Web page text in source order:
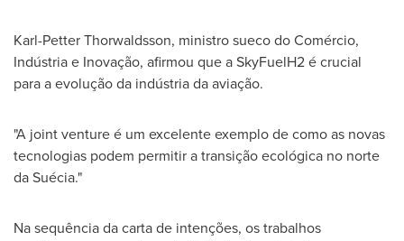
Karl-Petter Thorwaldsson, ministro sueco do Comércio,
Indústria e Inovação, afirmou que a SkyFuelH2 é crucial
para a evolução da indústria da aviação.
"A joint venture é um excelente exemplo de como as novas
tecnologias podem permitir a transição ecológica no norte
da Suécia."
Na sequência da carta de intenções, os trabalhos